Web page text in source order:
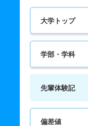
大学トップ
学部・学科
先輩体験記
偏差値